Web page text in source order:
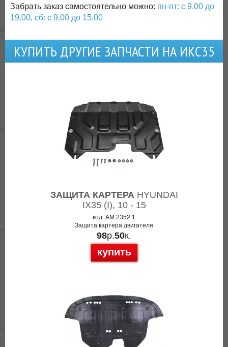
Забрать заказ самостоятельно можно: пн-пт: с 9.00 до
19.00, сб: с 9.00 до 15.00
КУПИТЬ ДРУГИЕ ЗАПЧАСТИ НА ИКС35
ЗАЩИТА КАРТЕРАHYUNDAI
IX35 (I), 10 - 15
код: AM.2352.1
Защита картера двигателя
98р.50к.
купить